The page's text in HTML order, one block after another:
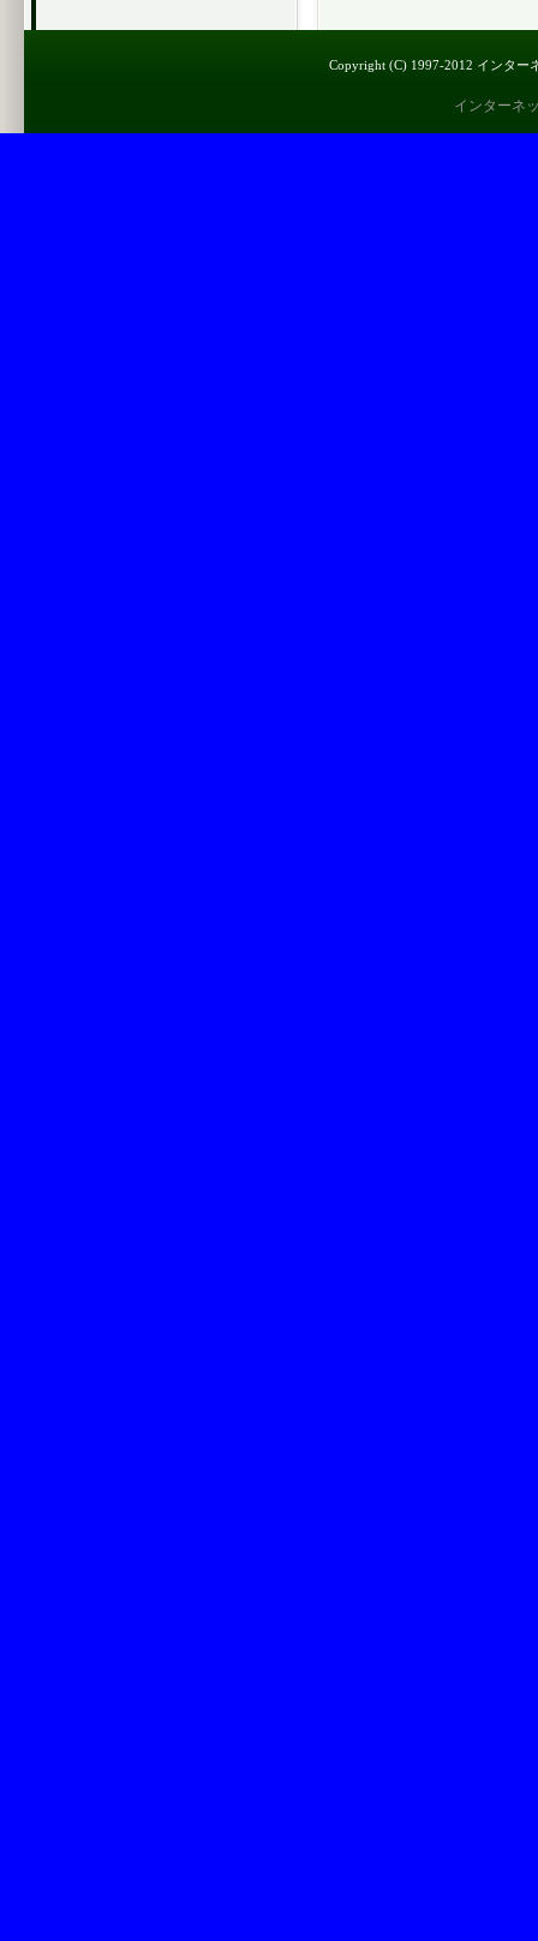
Copyright (C) 1997-2012 インター
インターネ